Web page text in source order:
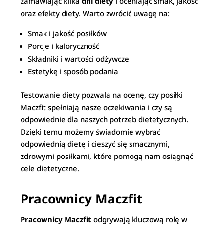
oraz efekty diety. Warto zwrócić uwagę na:
Smak i jakość posiłków
Porcje i kaloryczność
Składniki i wartości odżywcze
Estetykę i sposób podania
Testowanie diety pozwala na ocenę, czy posiłki
Maczfit spełniają nasze oczekiwania i czy są
odpowiednie dla naszych potrzeb dietetycznych.
Dzięki temu możemy świadomie wybrać
odpowiednią dietę i cieszyć się smacznymi,
zdrowymi posiłkami, które pomogą nam osiągnąć
cele dietetyczne.
Pracownicy Maczfit
Pracownicy Maczfit odgrywają kluczową rolę w